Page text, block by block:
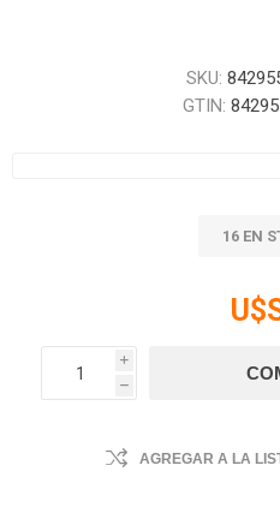
SKU:
GTIN:
16 EN
i
h
AGREGAR A LA